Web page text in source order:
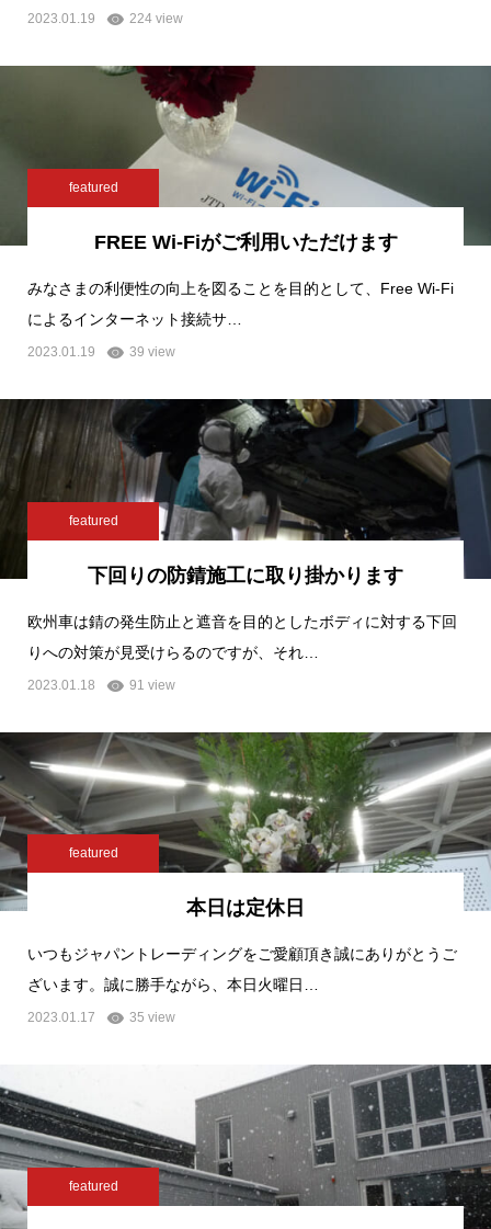
2023.01.19 224 view
featured
FREE Wi-Fiがご利用いただけます
みなさまの利便性の向上を図ることを目的として、Free Wi-Fi
によるインターネット接続サ…
2023.01.19 39 view
featured
下回りの防錆施工に取り掛かります
欧州車は錆の発生防止と遮音を目的としたボディに対する下回
りへの対策が見受けらるのですが、それ…
2023.01.18 91 view
featured
本日は定休日
いつもジャパントレーディングをご愛顧頂き誠にありがとうご
ざいます。誠に勝手ながら、本日火曜日…
2023.01.17 35 view
featured